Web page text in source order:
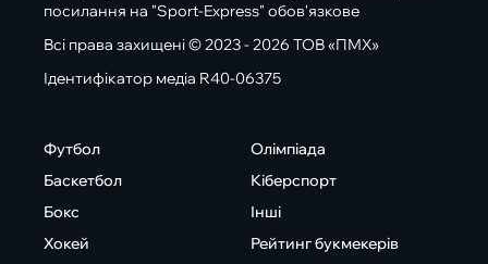
посилання на "Sport-Express" обов'язкове
Всі права захищені © 2023 - 2026 ТОВ «ПМХ»
Ідентифікатор медіа R40-06375
Футбол
Баскетбол
Бокс
Хокей
Олімпіада
Кіберспорт
Інші
Рейтинг букмекерів